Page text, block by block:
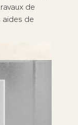
de
aides de